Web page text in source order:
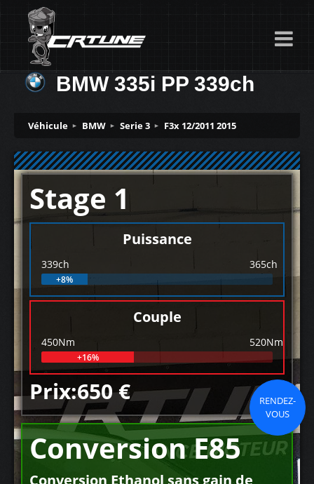
BMW 335i PP 339ch
Véhicule BMW Serie 3 F3x 12/2011 2015
Stage 1
Puissance
339ch 365ch
+8%
Couple
450Nm 520Nm
+16%
Prix:650 €
RENDEZ-
VOUS
Conversion E85
Conversion Ethanol sans gain de